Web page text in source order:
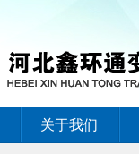
关于我们